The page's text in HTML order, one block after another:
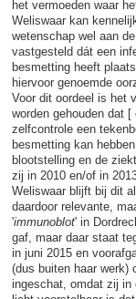
het vermoeden waar
Weliswaar kan
wetenschap wel aan
vastgesteld dát een
besmetting heeft
hiervoor genoemde
Voor dit oordeel is het
worden gehouden dat
zelfcontrole een
besmetting kan
blootstelling en de
zij in 2010 en/of in
Weliswaar blijft bij dit
daardoor relevante,
'immunoblot' in
gaf, maar daar staat
in juni 2015 en
(dus buiten haar werk)
ingeschat, omdat zij in